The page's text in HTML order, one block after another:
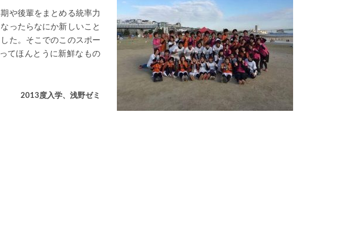
や後輩をまとめる統率力
ったらなにか新しいこと
た。そこでのこのスポー
てほんとうに新鮮なもの
2013度入学、浅野ゼミ